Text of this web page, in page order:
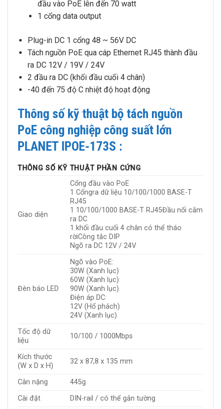
đầu vào PoE lên đến 70 watt
1 cổng data output
Plug-in DC 1 cổng 48 ~ 56V DC
Tách nguồn PoE qua cáp Ethernet RJ45 thành đầu
ra DC 12V / 19V / 24V
2 đầu ra DC (khối đầu cuối 4 chân)
-40 đến 75 độ C nhiệt độ hoạt động
Thông số kỹ thuật bộ tách nguồn
PoE công nghiệp công suất lớn
PLANET IPOE-173S :
THÔNG SỐ KỸ THUẬT PHẦN CỨNG
Giao diện
Cổng đầu vào PoE
1 Cổngra dữ liệu 10/100/1000 BASE-T
RJ45
1 10/100/1000 BASE-T RJ45Đầu nối cắm
ra DC
1 khối đầu cuối 4 chân có thể tháo
rờiCông tắc DIP
Ngõ ra DC 12V / 24V
Đèn báo LED
Ngõ vào PoE:
30W (Xanh lục)
60W (Xanh lục)
90W (Xanh lục)
Điện áp DC:
12V (Hổ phách)
24V (Xanh lục)
Tốc độ dữ
liệu
10/100 / 1000Mbps
Kích thước
(W x D x H)
32 x 87,8 x 135 mm
Cân nặng
445g
Cài đặt
DIN-rail / có thể gắn tường